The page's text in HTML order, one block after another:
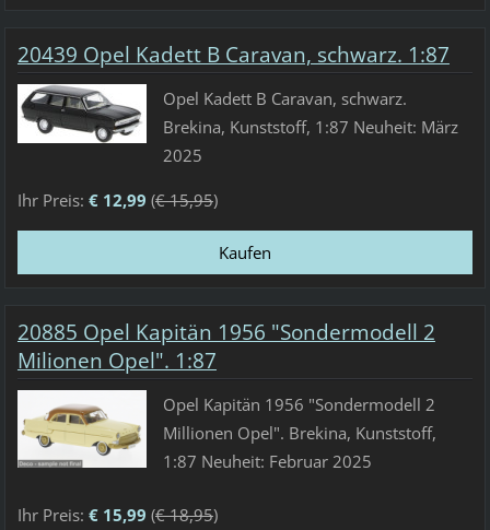
20439 Opel Kadett B Caravan, schwarz. 1:87
Opel Kadett B Caravan, schwarz.
Brekina, Kunststoff, 1:87 Neuheit: März
2025
Ihr Preis: € 12,99 (€ 15,95)
20885 Opel Kapitän 1956 "Sondermodell 2
Milionen Opel". 1:87
Opel Kapitän 1956 "Sondermodell 2
Millionen Opel". Brekina, Kunststoff,
1:87 Neuheit: Februar 2025
Ihr Preis: € 15,99 (€ 18,95)